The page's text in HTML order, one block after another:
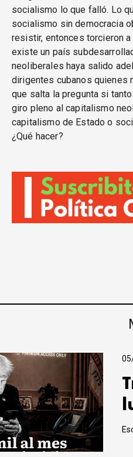
socialismo lo que falló. Lo
socialismo sin democracia
resistir, entonces torcieron
existe un país
neoliberales haya salido
dirigentes cubanos quienes
que salta la pregunta si
giro pleno al capitalismo
capitalismo de Estado o
¿Qué hacer?